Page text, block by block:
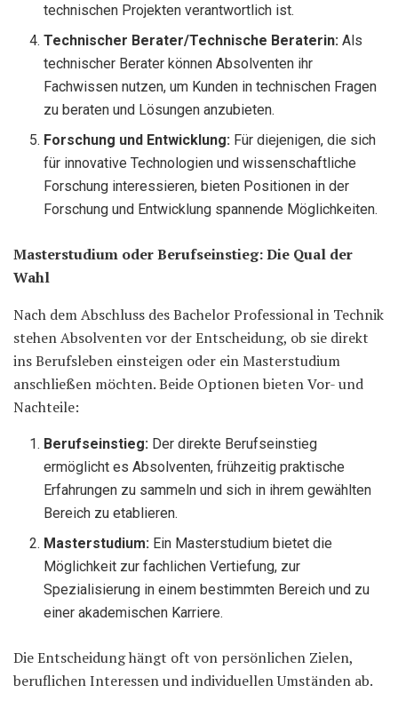
technischen Projekten verantwortlich ist.
Technischer Berater/Technische Beraterin: Als
technischer Berater können Absolventen ihr
Fachwissen nutzen, um Kunden in technischen Fragen
zu beraten und Lösungen anzubieten.
Forschung und Entwicklung: Für diejenigen, die sich
für innovative Technologien und wissenschaftliche
Forschung interessieren, bieten Positionen in der
Forschung und Entwicklung spannende Möglichkeiten.
Masterstudium oder Berufseinstieg: Die Qual der
Wahl
Nach dem Abschluss des Bachelor Professional in Technik
stehen Absolventen vor der Entscheidung, ob sie direkt
ins Berufsleben einsteigen oder ein Masterstudium
anschließen möchten. Beide Optionen bieten Vor- und
Nachteile:
Berufseinstieg: Der direkte Berufseinstieg
ermöglicht es Absolventen, frühzeitig praktische
Erfahrungen zu sammeln und sich in ihrem gewählten
Bereich zu etablieren.
Masterstudium: Ein Masterstudium bietet die
Möglichkeit zur fachlichen Vertiefung, zur
Spezialisierung in einem bestimmten Bereich und zu
einer akademischen Karriere.
Die Entscheidung hängt oft von persönlichen Zielen,
beruflichen Interessen und individuellen Umständen ab.